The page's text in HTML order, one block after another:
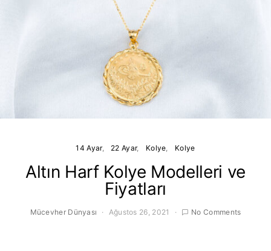
14 Ayar 22 Ayar Kolye Kolye
Altın Harf Kolye Modelleri ve
Fiyatları
Mücevher Dünyası Ağustos 26, 2021 No Comments